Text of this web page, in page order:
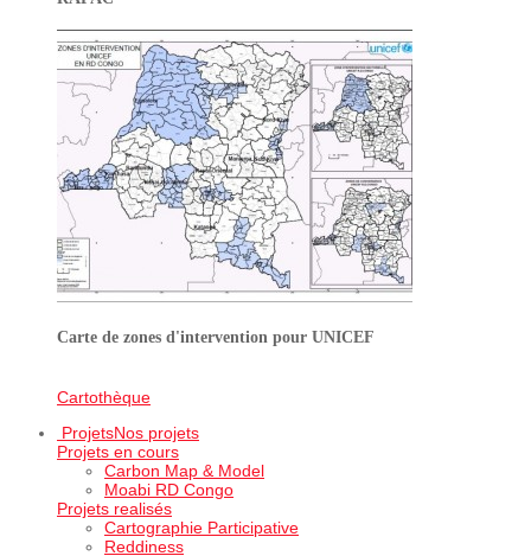
Carte de zones d'intervention pour UNICEF
Cartothèque
ProjetsNos projets
Projets en cours
Carbon Map & Model
Moabi RD Congo
Projets realisés
Cartographie Participative
Reddiness